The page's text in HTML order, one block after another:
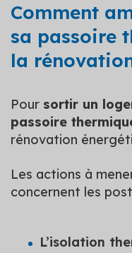
Comment
sa passoire
la
Pour sortir un
passoire
rénovation
Les actions à
concernent les
L’isolation